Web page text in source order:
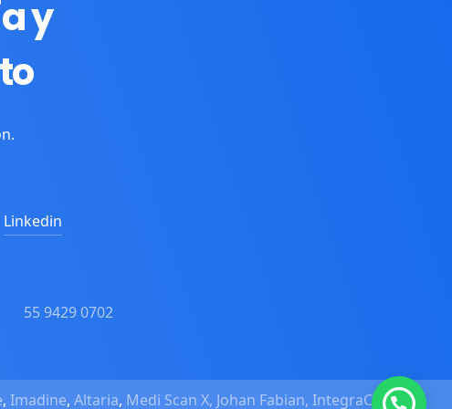
y
Linkedin
55 9429 0702
, Imadine, Altaria, Medi Scan X, Johan Fabian, IntegraCare,